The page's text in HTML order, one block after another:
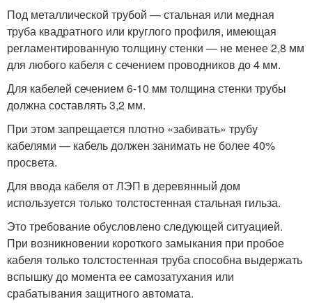
Под металлической трубой — стальная или медная
труба квадратного или круглого профиля, имеющая
регламентированную толщину стенки — не менее 2,8 мм
для любого кабеля с сечением проводников до 4 мм.
Для кабелей сечением 6-10 мм толщина стенки трубы
должна составлять 3,2 мм.
При этом запрещается плотно «забивать» трубу
кабелями — кабель должен занимать не более 40%
просвета.
Для ввода кабеля от ЛЭП в деревянный дом
используется только толстостенная стальная гильза.
Это требование обусловлено следующей ситуацией.
При возникновении короткого замыкания при пробое
кабеля только толстостенная труба способна выдержать
вспышку до момента ее самозатухания или
срабатывания защитного автомата.